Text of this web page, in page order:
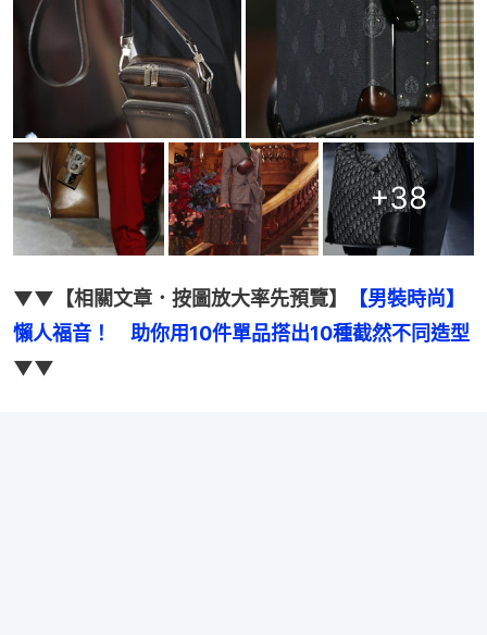
+38
▼▼【相關文章．按圖放大率先預覽】
【男裝時尚】
懶人福音！　助你用10件單品搭出10種截然不同造型
▼▼